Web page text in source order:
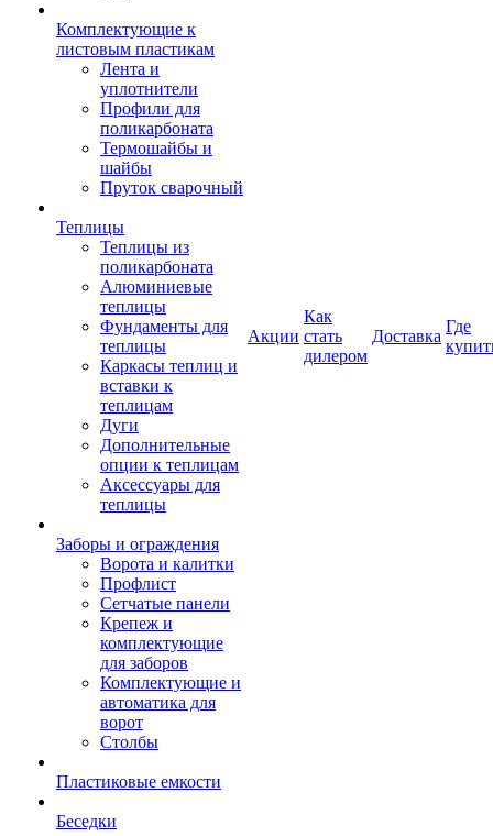
Комплектующие к
листовым пластикам
Лента и
уплотнители
Профили для
поликарбоната
Термошайбы и
шайбы
Пруток сварочный
Теплицы
Теплицы из
поликарбоната
Алюминиевые
теплицы
Фундаменты для
теплицы
Каркасы теплиц и
вставки к
теплицам
Дуги
Дополнительные
опции к теплицам
Аксессуары для
теплицы
Заборы и ограждения
Ворота и калитки
Профлист
Сетчатые панели
Крепеж и
комплектующие
для заборов
Комплектующие и
автоматика для
ворот
Столбы
Пластиковые емкости
Беседки
Акции
Как
стать
дилером
Доставка
Где